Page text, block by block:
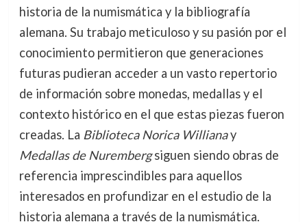
historia de la numismática y la bibliografía
alemana. Su trabajo meticuloso y su pasión por el
conocimiento permitieron que generaciones
futuras pudieran acceder a un vasto repertorio
de información sobre monedas, medallas y el
contexto histórico en el que estas piezas fueron
creadas. La Biblioteca Norica Willianay
Medallas de Nurembergsiguen siendo obras de
referencia imprescindibles para aquellos
interesados en profundizar en el estudio de la
historia alemana a través de la numismática.